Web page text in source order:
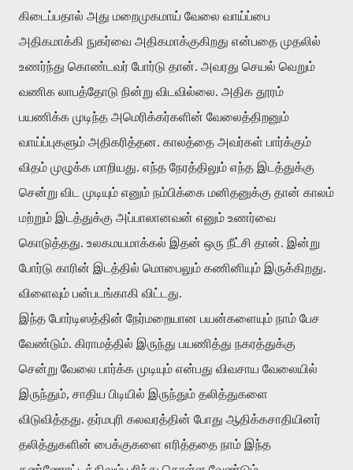
கிடைப்பதால் அது மறைமுகமாய் வேலை வாய்ப்பை
அதிகமாக்கி நுகர்வை அதிகமாக்குகிறது என்பதை முதலில்
உணர்ந்து கொண்டவர் போர்டு தான். அவரது செயல் வெறும்
வணிக லாபத்தோடு நின்று விடவில்லை. அதிக தூரம்
பயணிக்க முடிந்த அமெரிக்கர்களின் வேலைத்திறனும்
வாய்ப்புகளும் அதிகரித்தன. காலத்தை அவர்கள் பார்க்கும்
விதம் முழுக்க மாறியது. எந்த நேரத்திலும் எந்த இடத்துக்கு
சென்று விட முடியும் எனும் நம்பிக்கை மனிதனுக்கு தான் காலம்
மற்றும் இடத்துக்கு அப்பாலானவன் எனும் உணர்வை
கொடுத்தது. உலகமயமாக்கல் இதன் ஒரு நீட்சி தான். இன்று
போர்டு காரின் இடத்தில் மொபைலும் கணினியும் இருக்கிறது.
விளைவும் பன்படங்காகி விட்டது.
இந்த போர்டிஸத்தின் நேர்மறையான பயன்களையும் நாம் பேச
வேண்டும். கிராமத்தில் இருந்து பயணித்து நகரத்துக்கு
சென்று வேலை பார்க்க முடியும் என்பது விவசாய வேலையில்
இருந்தும், சாதிய பிடியில் இருந்தும் தலித்துகளை
விடுவித்தது. தர்மபுரி கலவரத்தின் போது ஆதிக்கசாதியினர்
தலித்துகளின் பைக்குகளை எரித்ததை நாம் இந்த